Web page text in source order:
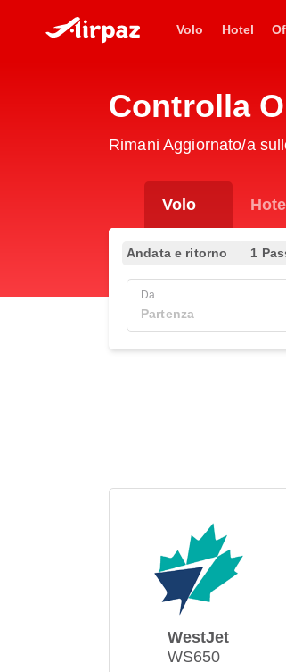
Volo Hotel
Controlla
Rimani Aggiornato/a
Volo Hotel
Andata e ritorno 1
Da
WestJet
WS650